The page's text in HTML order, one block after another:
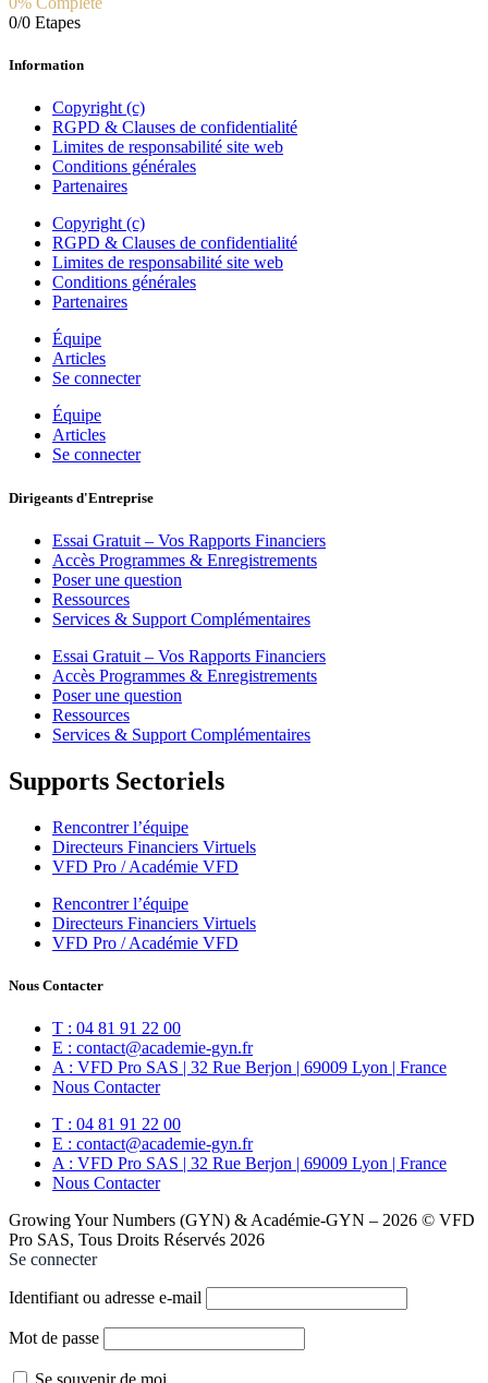
0/0 Etapes
Information
Copyright (c)
RGPD & Clauses de confidentialité
Limites de responsabilité site web
Conditions générales
Partenaires
Copyright (c)
RGPD & Clauses de confidentialité
Limites de responsabilité site web
Conditions générales
Partenaires
Équipe
Articles
Se connecter
Équipe
Articles
Se connecter
Dirigeants d'Entreprise
Essai Gratuit – Vos Rapports Financiers
Accès Programmes & Enregistrements
Poser une question
Ressources
Services & Support Complémentaires
Essai Gratuit – Vos Rapports Financiers
Accès Programmes & Enregistrements
Poser une question
Ressources
Services & Support Complémentaires
Supports Sectoriels
Rencontrer l’équipe
Directeurs Financiers Virtuels
VFD Pro / Académie VFD
Rencontrer l’équipe
Directeurs Financiers Virtuels
VFD Pro / Académie VFD
Nous Contacter
T : 04 81 91 22 00
E : contact@academie-gyn.fr
A : VFD Pro SAS | 32 Rue Berjon | 69009 Lyon | France
Nous Contacter
T : 04 81 91 22 00
E : contact@academie-gyn.fr
A : VFD Pro SAS | 32 Rue Berjon | 69009 Lyon | France
Nous Contacter
Growing Your Numbers (GYN) & Académie-GYN – 2026 © VFD
Pro SAS, Tous Droits Réservés 2026
Se connecter
Identifiant ou adresse e-mail
Mot de passe
Se souvenir de moi